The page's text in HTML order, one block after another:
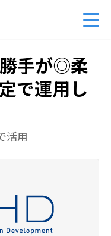
ル共有・コラボレーション
AIの料金プラン
手が◎柔
で運用し
活用